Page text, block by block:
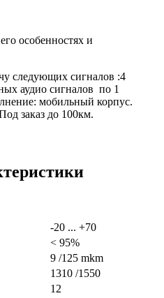
особенностях и
следующих сигналов :4
аудио сигналов по 1
мобильный корпус.
заказ до 100км.
-20 ... +70
< 95%
9 /125 mkm
1310 /1550
12